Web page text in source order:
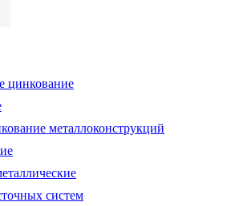
цинкование
металлоконструкций
систем